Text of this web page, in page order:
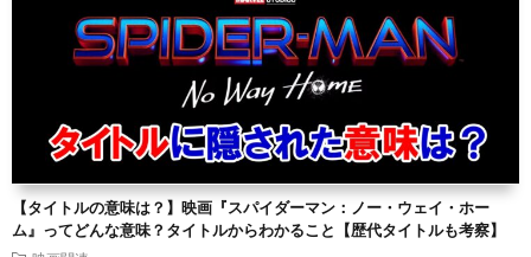
【タイトルの意味は？】映画『スパイダーマン：ノー・ウェイ・ホー
ム』ってどんな意味？タイトルからわかること【歴代タイトルも考察】